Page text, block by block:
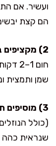
ועשיר. אם
הם קצת
2) מקציפים בסיס:
חום
שמן ותמצית
3) מוסיפים תמרים:
(כולל
שנראית כהה